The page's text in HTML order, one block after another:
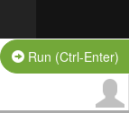
Run (Ctrl-Enter)